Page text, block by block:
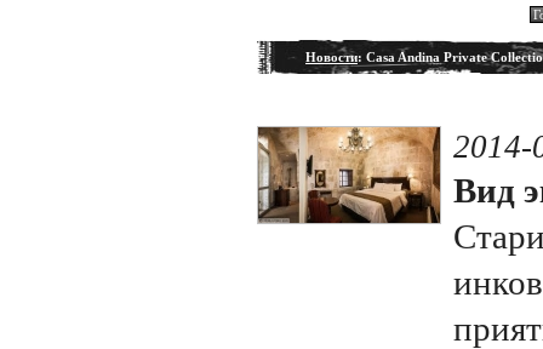
Новости: Casa Andina Private
2014-
Вид